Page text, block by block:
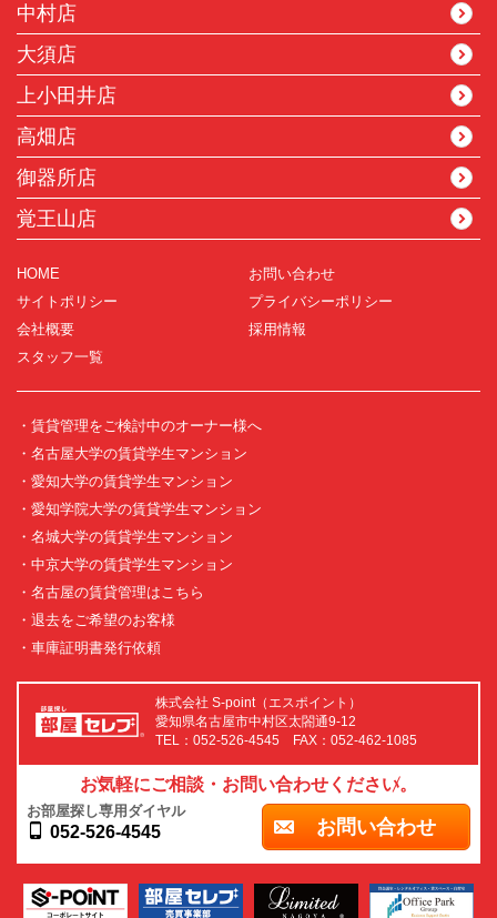
中村店
大須店
上小田井店
高畑店
御器所店
覚王山店
HOME
お問い合わせ
サイトポリシー
プライバシーポリシー
会社概要
採用情報
スタッフ一覧
・賃貸管理をご検討中のオーナー様へ
・名古屋大学の賃貸学生マンション
・愛知大学の賃貸学生マンション
・愛知学院大学の賃貸学生マンション
・名城大学の賃貸学生マンション
・中京大学の賃貸学生マンション
・名古屋の賃貸管理はこちら
・退去をご希望のお客様
・車庫証明書発行依頼
株式会社 S-point（エスポイント）
愛知県名古屋市中村区太閤通9-12
TEL：052-526-4545 FAX：052-462-1085
お気軽にご相談・お問い合わせください。
お部屋探し専用ダイヤル
052-526-4545 お問い合わせ